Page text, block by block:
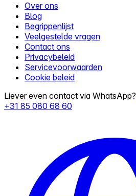
Over ons
Blog
Begrippenlijst
Veelgestelde vragen
Contact ons
Privacybeleid
Servicevoorwaarden
Cookie beleid
Liever even contact via WhatsApp?
+31 85 080 68 60